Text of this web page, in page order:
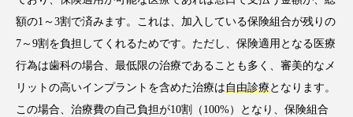
額の1～3割で済みます。これは、加入している保険組合が残りの
7～9割を負担してくれるためです。ただし、保険適用となる医療
行為は歯科の場合、最低限の治療であることも多く、審美的なメ
リットの高いインプラントを含めた治療は自由診療となります。
この場合、治療費の自己負担が10割（100%）となり、保険組合